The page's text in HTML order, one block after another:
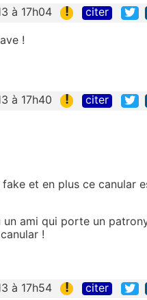
à 17h04 ! citer
!
à 17h40 ! citer
et en plus ce canular
un ami qui porte un
!
à 17h54 ! citer